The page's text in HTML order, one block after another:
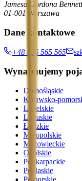
Jamesa Gordona
01-001 Warszawa
Dane kontaktowe
+48 536 565 565
Wynajmujemy
Dolnośląskie
Kujawsko-
Lubelskie
Lubuskie
Łódzkie
Małopolskie
Mazowieckie
Opolskie
Podkarpackie
Podlaskie
Pomorskie